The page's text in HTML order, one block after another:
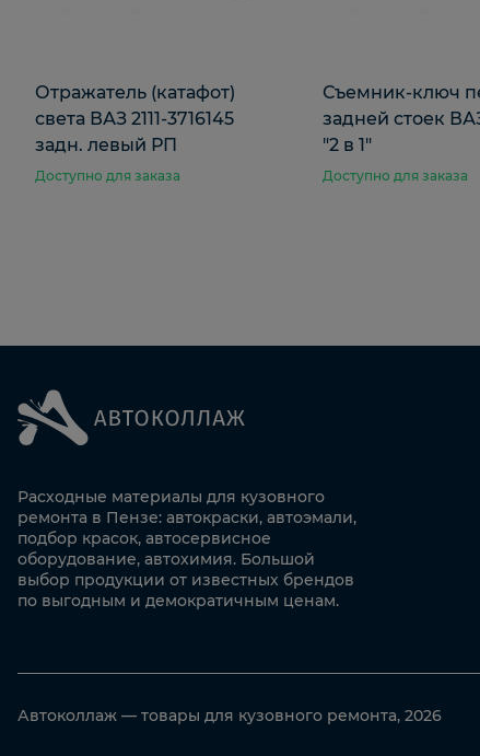
Отражатель (катафот)
света ВАЗ 2111-3716145
задн. левый РП
Доступно для заказа
Съемник-ключ
задней стоек
"2 в 1"
Доступно для заказа
Расходные материалы для кузовного
ремонта в Пензе: автокраски, автоэмали,
подбор красок, автосервисное
оборудование, автохимия. Большой
выбор продукции от известных брендов
по выгодным и демократичным ценам.
Автоколлаж — товары для кузовного ремонта, 2026